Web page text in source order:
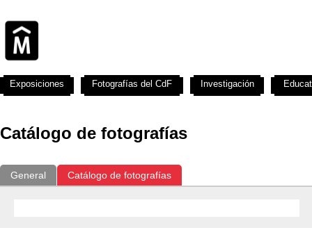
Catálogo de fotografías
General Catálogo de fotografías
Exposiciones Fotografías del CdF Investigación